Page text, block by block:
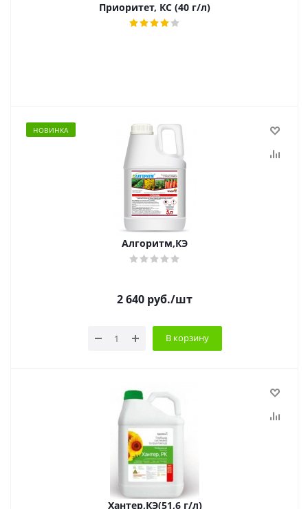
Приоритет, КС (40 г/л)
НОВИНКА
Алгоритм,КЭ
2 640 руб./шт
В корзину
Хантер,КЭ(51,6 г/л)